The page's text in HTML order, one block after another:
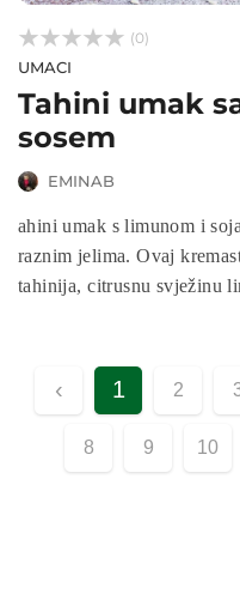


 (0)
UMACI
Tahini umak
sosem
EMINAB
ahini umak s limunom i
raznim jelima. Ovaj
tahinija, citrusnu svježinu
zdrave masti, vitamine i
izborom za svaku zdravu
‹ 1 2
8 9 10